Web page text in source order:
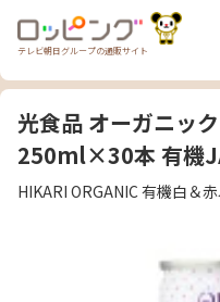
テレビ朝日グループの通販サイト
光食品 オーガニッ
250ml×30本 有機
HIKARI ORGANIC 有機白＆